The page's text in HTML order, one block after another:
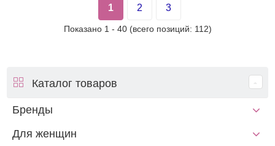
1 2 3
Показано 1 - 40(всего позиций: 112)
Каталог товаров
Бренды
Для женщин